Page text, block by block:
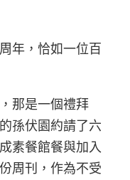
年，恰如一位百
那是一個禮拜
孫伏園約請了六
素餐館餐與加入
周刊，作為不受